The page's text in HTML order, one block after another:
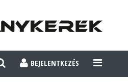
BEJELENTKEZÉS
TOGGLE